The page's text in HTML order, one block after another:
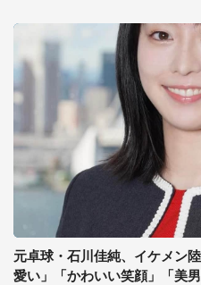
元卓球・石川佳純、イケメン
愛い」「かわいい笑顔」「美